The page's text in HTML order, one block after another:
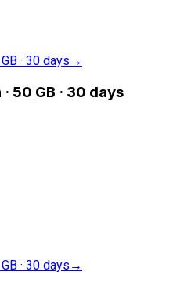
· 30 days →
50 GB · 30 days
· 30 days →